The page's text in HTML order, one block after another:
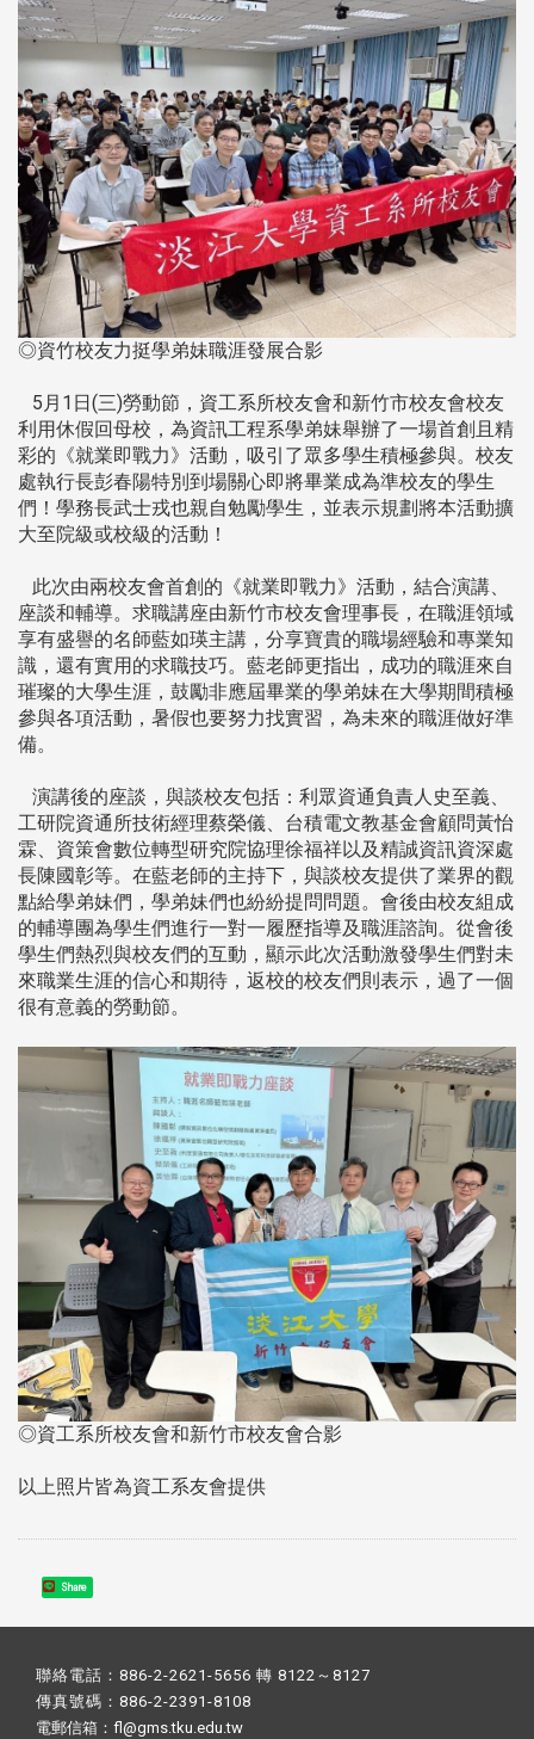
◎資竹校友力挺學弟妹職涯發展合影
5月1日(三)勞動節，資工系所校友會和新竹市校友會校友
利用休假回母校，為資訊工程系學弟妹舉辦了一場首創且精
彩的《就業即戰力》活動，吸引了眾多學生積極參與。校友
處執行長彭春陽特別到場關心即將畢業成為準校友的學生
們！學務長武士戎也親自勉勵學生，並表示規劃將本活動擴
大至院級或校級的活動！
此次由兩校友會首創的《就業即戰力》活動，結合演講、
座談和輔導。求職講座由新竹市校友會理事長，在職涯領域
享有盛譽的名師藍如瑛主講，分享寶貴的職場經驗和專業知
識，還有實用的求職技巧。藍老師更指出，成功的職涯來自
璀璨的大學生涯，鼓勵非應屆畢業的學弟妹在大學期間積極
參與各項活動，暑假也要努力找實習，為未來的職涯做好準
備。
演講後的座談，與談校友包括：利眾資通負責人史至義、
工研院資通所技術經理蔡榮儀、台積電文教基金會顧問黃怡
霖、資策會數位轉型研究院協理徐福祥以及精誠資訊資深處
長陳國彰等。在藍老師的主持下，與談校友提供了業界的觀
點給學弟妹們，學弟妹們也紛紛提問問題。會後由校友組成
的輔導團為學生們進行一對一履歷指導及職涯諮詢。從會後
學生們熱烈與校友們的互動，顯示此次活動激發學生們對未
來職業生涯的信心和期待，返校的校友們則表示，過了一個
很有意義的勞動節。
◎資工系所校友會和新竹市校友會合影
以上照片皆為資工系友會提供
Share
聯絡電話：886-2-2621-5656 轉 8122～8127
傳真號碼：886-2-2391-8108
電郵信箱：fl@gms.tku.edu.tw